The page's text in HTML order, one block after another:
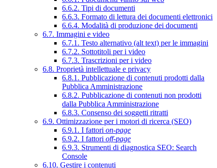
6.6.2. Tipi di documenti
6.6.3. Formato di lettura dei documenti elettronici
6.6.4. Modalità di produzione dei documenti
6.7. Immagini e video
6.7.1. Testo alternativo (alt text) per le immagini
6.7.2. Sottotitoli per i video
6.7.3. Trascrizioni per i video
6.8. Proprietà intellettuale e privacy
6.8.1. Pubblicazione di contenuti prodotti dalla
Pubblica Amministrazione
6.8.2. Pubblicazione di contenuti non prodotti
dalla Pubblica Amministrazione
6.8.3. Consenso dei soggetti ritratti
6.9. Ottimizzazione per i motori di ricerca (SEO)
6.9.1. I fattori on-page
6.9.2. I fattori off-page
6.9.3. Strumenti di diagnostica SEO: Search
Console
6.10. Gestire i contenuti